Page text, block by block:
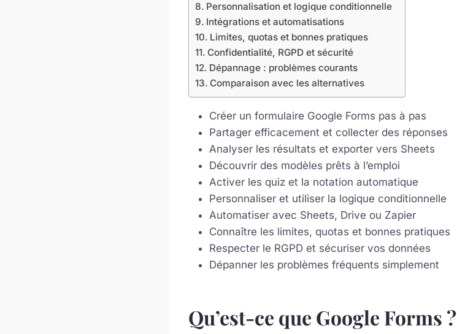
Personnalisation et logique conditionnelle
Intégrations et automatisations
Limites, quotas et bonnes pratiques
Confidentialité, RGPD et sécurité
Dépannage : problèmes courants
Comparaison avec les alternatives
Créer un formulaire Google Forms pas à pas
Partager efficacement et collecter des réponses
Analyser les résultats et exporter vers Sheets
Découvrir des modèles prêts à l’emploi
Activer les quiz et la notation automatique
Personnaliser et utiliser la logique conditionnelle
Automatiser avec Sheets, Drive ou Zapier
Connaître les limites, quotas et bonnes pratiques
Respecter le RGPD et sécuriser vos données
Dépanner les problèmes fréquents simplement
Qu’est-ce que Google Forms ?